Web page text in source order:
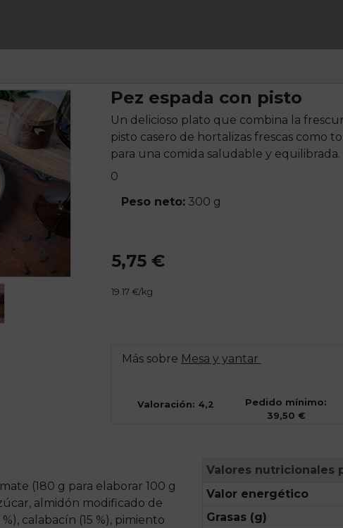
Pez espada con pisto
Un delicioso plato que combina la
pisto casero de hortalizas frescas como
para una comida saludable y equilibrada.
0
Peso neto: 300 g
5,75 €
19.17 €/kg
Más sobre Mesa y yantar
Valoración: 4,2
Pedido mínimo:
39,50 €
(180 g para elaborar 100 g
almidón modificado de
calabacín (15 %), pimiento
Valores nutricionales
Valor energético
Grasas (g)